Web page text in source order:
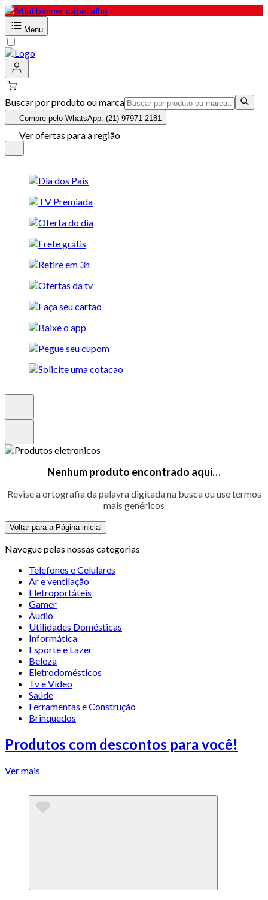
Menu
Buscar por produto ou marca
Compre pelo WhatsApp: (21) 97971-2181
Ver ofertas para a região
Nenhum produto encontrado aqui…
Revise a ortografia da palavra digitada na busca ou use termos
mais genéricos
Voltar para a Página inicial
Navegue pelas nossas categorias
Telefones e Celulares
Ar e ventilação
Eletroportáteis
Gamer
Áudio
Utilidades Domésticas
Informática
Esporte e Lazer
Beleza
Eletrodomésticos
Tv e Vídeo
Saúde
Ferramentas e Construção
Brinquedos
Produtos com descontos para você!
Ver mais